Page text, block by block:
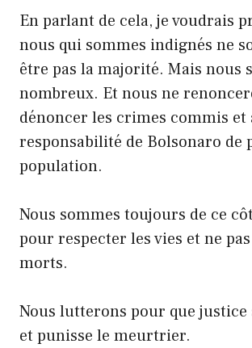
En parlant de cela, je voudrais
nous qui sommes indignés ne
être pas la majorité. Mais nous
nombreux. Et nous ne
dénoncer les crimes commis et
responsabilité de Bolsonaro de
population.
Nous sommes toujours de ce
pour respecter les vies et ne
morts.
Nous lutterons pour que justice
et punisse le meurtrier.